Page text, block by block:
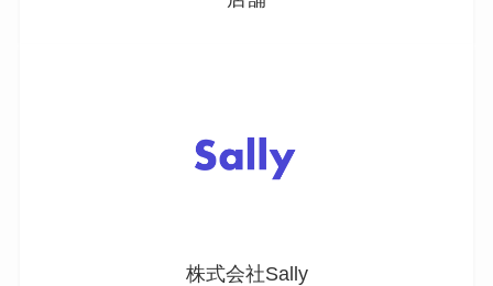
株式会社Sally